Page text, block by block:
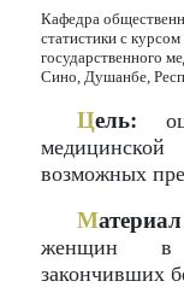
Кафедра
статистики с
государственного
Сино, Душанбе,
Цель:
возможных
М
женщин в
закончивших